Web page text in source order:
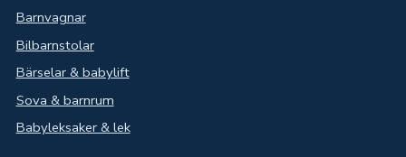
Barnvagnar
Bilbarnstolar
Bärselar & babylift
Sova & barnrum
Babyleksaker & lek